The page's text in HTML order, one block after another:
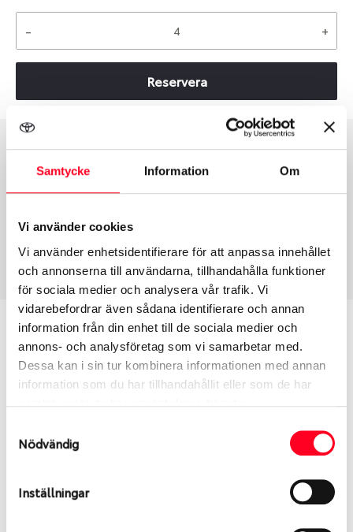
Samtycke Information Om
Vi använder cookies
Vi använder enhetsidentifierare för att anpassa innehållet
och annonserna till användarna, tillhandahålla funktioner
för sociala medier och analysera vår trafik. Vi
vidarebefordrar även sådana identifierare och annan
information från din enhet till de sociala medier och
annons- och analysföretag som vi samarbetar med.
Dessa kan i sin tur kombinera informationen med annan
information som du har tillhandahållit eller som de har
Nödvändig
Inställningar
- +
Reservera
Group
Fälg PV/C LM
Tum
40
112 8536
Passar denna fälg min bil?
Ange registreringsnummer för att se om den fälg
du valt passar din bilmodell. Se till att kolla en extra
Ibland kan fälgen ha bytts ut under årens lopp och
inte vara samma dimension som bilen hade ut från
Sök